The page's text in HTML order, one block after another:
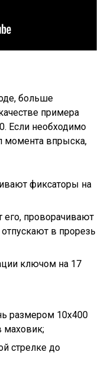
больше
примера
Если необходимо
момента впрыска,
фиксаторы на
его, проворачивают
в прорезь
ключом на 17
размером 10х400
маховик;
стрелке до